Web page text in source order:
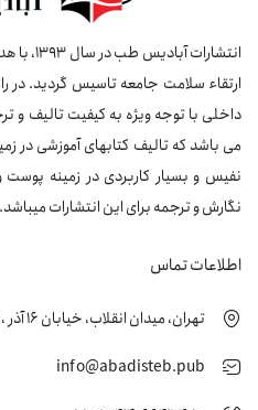
ارتقاء سلامت جامعه تاسیس گردید. در
داخلی با توجه ویژه به کیفیت تالیف و
می باشد که تالیف کتابهای آموزشی در
نفیس و بسیار کاربردی در زمینه پوست
نگارش و ترجمه برای این انتشارات میباشد.
اطلاعات تماس
تهران، میدان انقلاب، خیابان 16 آذر ، نبش فروزانفر، پلاک 24 ، طبقه اول
info@abadisteb.pub